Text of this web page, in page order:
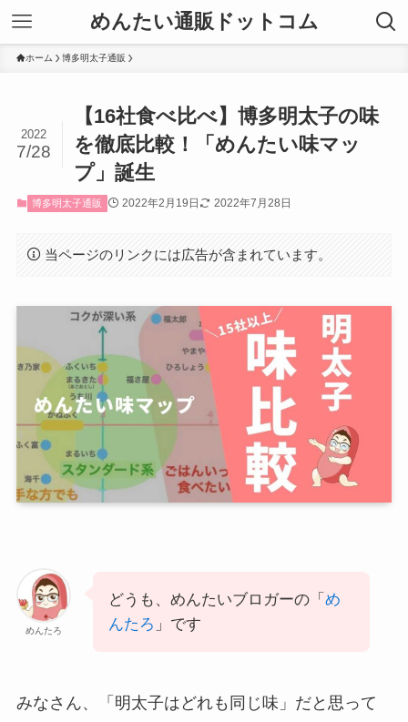
めんたい通販ドットコム
ホーム 博多明太子通販
【16社食べ比べ】博多明太子の味
を徹底比較！「めんたい味マッ
プ」誕生
2022
7/28
博多明太子通販 2022年2月19日 2022年7月28日
当ページのリンクには広告が含まれています。
めんたろ
どうも、めんたいブロガーの「 め
んたろ 」です
みなさん、「明太子はどれも同じ味」だと思って